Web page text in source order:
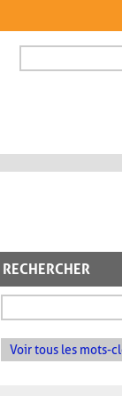
FORMULAIRE
RECHERCHER
Voir tous les mots-